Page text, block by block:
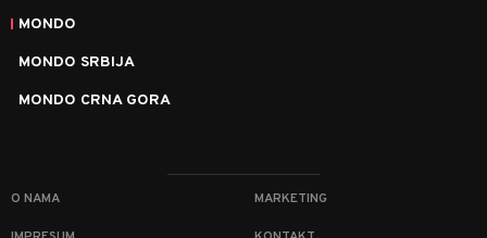
MONDO
MONDO SRBIJA
MONDO CRNA GORA
O NAMA MARKETING